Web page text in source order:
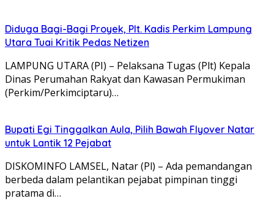
Diduga Bagi-Bagi Proyek, Plt. Kadis Perkim Lampung
Utara Tuai Kritik Pedas Netizen
LAMPUNG UTARA (PI) – Pelaksana Tugas (Plt) Kepala
Dinas Perumahan Rakyat dan Kawasan Permukiman
(Perkim/Perkimciptaru)…
Bupati Egi Tinggalkan Aula, Pilih Bawah Flyover Natar
untuk Lantik 12 Pejabat
DISKOMINFO LAMSEL, Natar (Pl) – Ada pemandangan
berbeda dalam pelantikan pejabat pimpinan tinggi
pratama di…